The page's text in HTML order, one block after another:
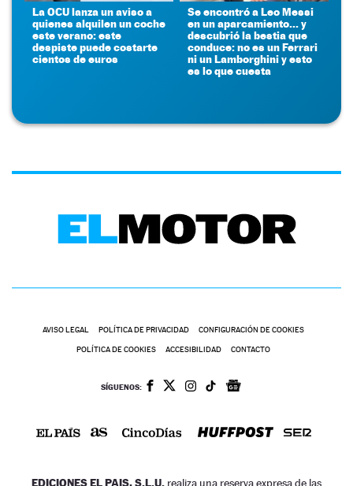
La OCU lanza un aviso a
quienes alquilen un coche
este verano: este
despiste puede costarte
cientos de euros
Se encontró a Leo Messi
en un aparcamiento... y
descubrió la bestia que
conduce: no es un Ferrari
ni un Lamborghini y esto
es lo que cuesta
AVISO LEGAL POLÍTICA DE PRIVACIDAD CONFIGURACIÓN DE COOKIES
POLÍTICA DE COOKIES ACCESIBILIDAD CONTACTO
SÍGUENOS:
EDICIONES EL PAIS, S.L.U. realiza una reserva expresa de las